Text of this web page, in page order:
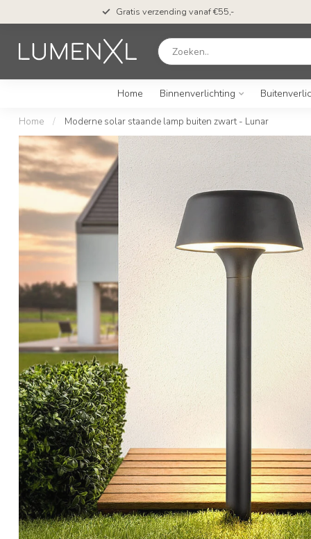
Gratis verzending vanaf €55,-
Home Binnenverlichting
Home / Moderne solar staande lamp buiten zwart - Lunar